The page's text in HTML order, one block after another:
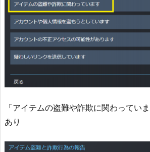
「アイテムの盗難や詐欺に関わってい
あり